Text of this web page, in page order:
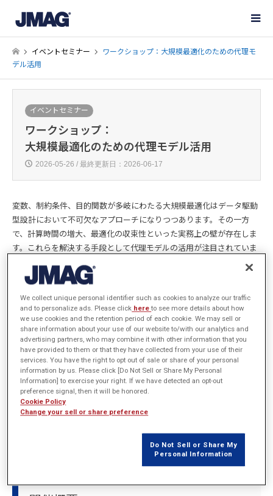
イベントセミナー
ワークショップ：大規模最適化のための代理モ
デル活用
イベントセミナー
ワークショップ：
大規模最適化のための代理モデル活用
2026-05-26 / 最終更新日：2026-06-17
変数、制約条件、目的関数が多岐にわたる大規模最適化はデータ駆動
型設計において不可欠なアプローチになりつつあります。その一方
で、計算時間の増大、最適化の収束性といった実務上の壁が存在しま
す。これらを解決する手段として代理モデルの活用が注目されていま
本ワークショップでは大規模最適化を高速化させるためのオンライン
デルの構築コスト、運用方法などについて 議論します。
内容：
大規模最適化の課題
オンライン最適化による加速メカニズム
オフライン最適化がもたらす設計探査プロセスの変革
オフライン最適化専用ツールの紹介
We collect unique personal identifier such as cookies to analyze our traffic
and to personalize ads. Please click hereto see more details about how
we use cookies and the retention period of each cookie. We may sell or
share information about your use of our website to/with our analytics and
advertising partners, who may combine it with other information that you
have provided to them or that they have collected from your use of their
services. You have the right to opt out of sale or share of your personal
information by us. Please click [Do Not Sell or Share My Personal
Information] to exercise your right. If we have detected an opt-out
preference signal, then it will be honored.
Cookie Policy
Change your sell or share preference
Do Not Sell or Share My
Personal Information